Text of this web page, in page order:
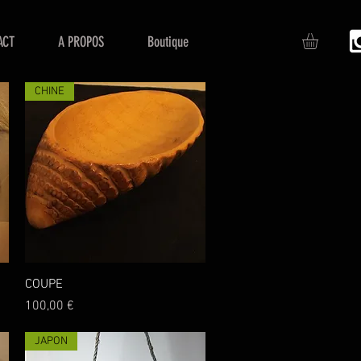
A PROPOS Boutique
CHINE
COUPE
Prix
100,00 €
JAPON